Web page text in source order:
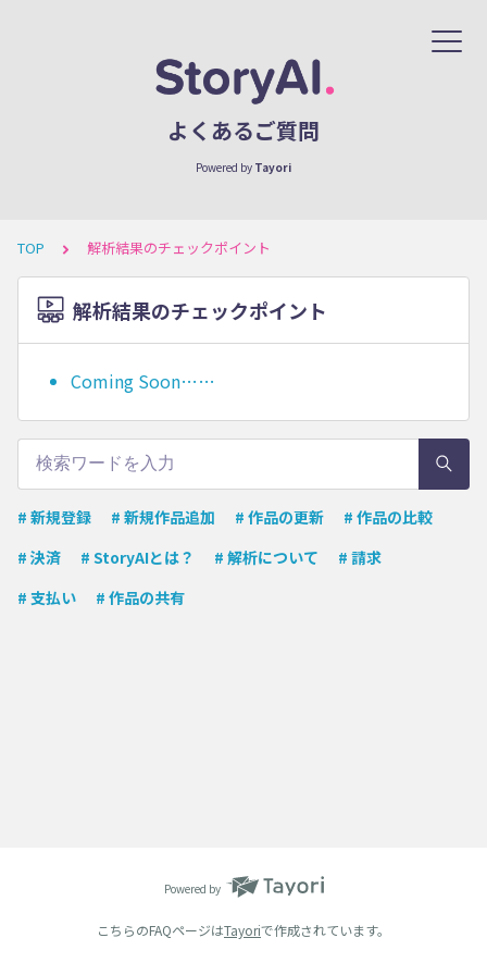
よくあるご質問
Powered by Tayori
TOP 解析結果のチェックポイント
解析結果のチェックポイント
Coming Soon……
# 新規登録 # 新規作品追加 # 作品の更新
# 作品の比較
# 決済
# StoryAIとは？ # 解析について
# 請求
# 支払い
# 作品の共有
Powered by
こちらのFAQページはTayoriで作成されています。